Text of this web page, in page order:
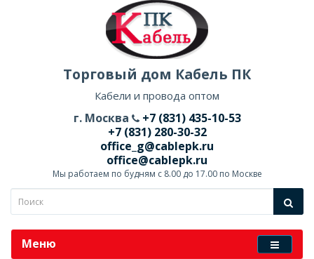
Торговый дом Кабель ПК
Кабели и провода оптом
г. Москва
+7 (831) 435-10-53
+7 (831) 280-30-32
office_g@cablepk.ru
office@cablepk.ru
Мы работаем по будням с 8.00 до 17.00 по Москве
Меню